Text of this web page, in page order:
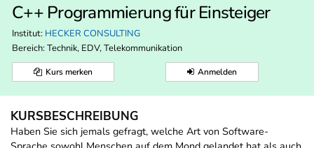
C++ Programmierung für Einsteiger
Institut: HECKER CONSULTING
Bereich: Technik, EDV, Telekommunikation
Kurs merken Anmelden
KURSBESCHREIBUNG
Haben Sie sich jemals gefragt, welche Art von Software-